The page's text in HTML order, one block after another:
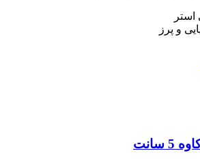
استر
و پرز
سانت